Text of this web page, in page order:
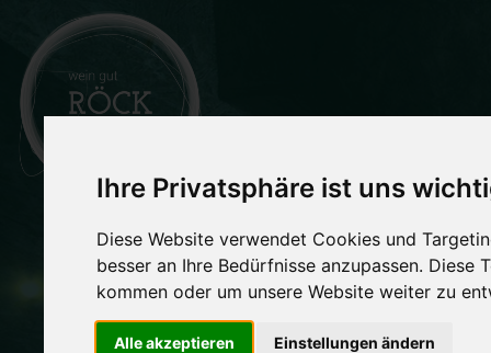
Ihre Privatsphäre ist uns
Diese Website verwendet Cookies und
besser an Ihre Bedürfnisse anzupassen. Diese
kommen oder um unsere Website weiter zu
Alle akzeptieren Einstellungen ändern
Nix